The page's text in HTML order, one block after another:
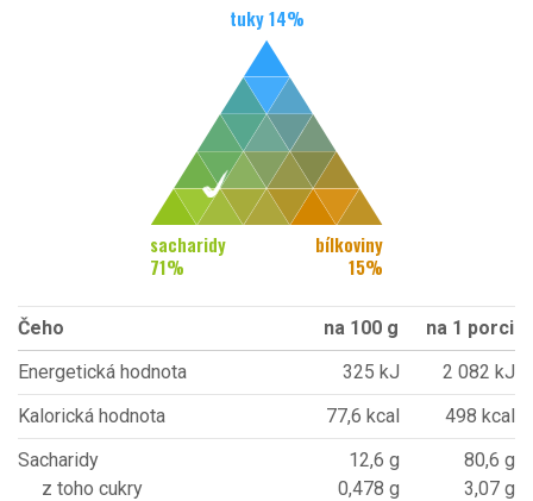
tuky14%
sacharidy
71%
bílkoviny
15%
Čeho na 100 g
na 1 porci
Energetická hodnota
325 kJ
2 082 kJ
Kalorická hodnota
77,6 kcal
498 kcal
Sacharidy
z toho cukry
12,6 g
0,478 g
80,6 g
3,07 g